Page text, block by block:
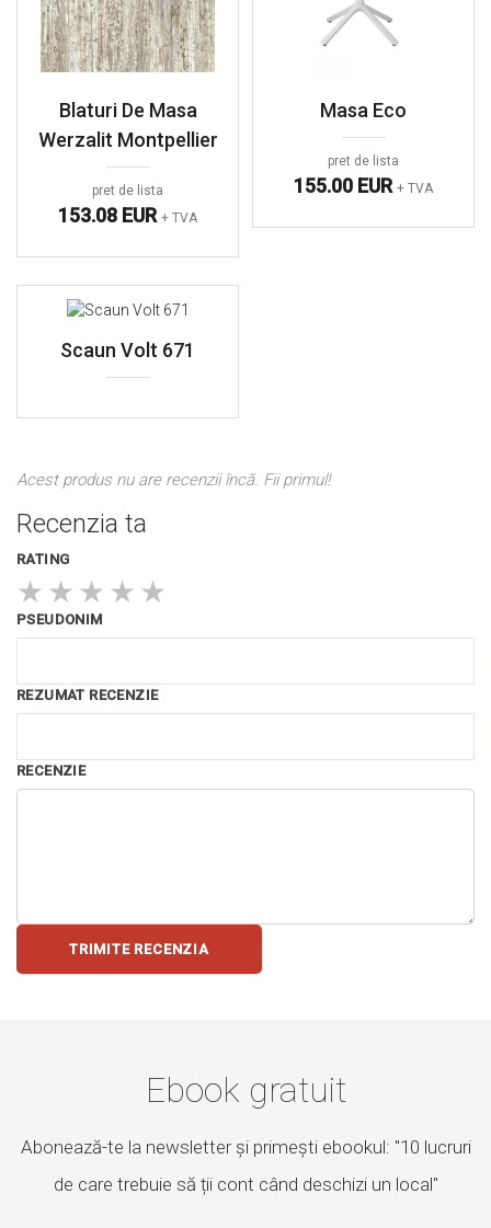
Blaturi De Masa
Werzalit Montpellier
pret de lista
153.08 EUR + TVA
Masa Eco
pret de lista
155.00 EUR + TVA
Scaun Volt 671
Acest produs nu are recenzii încă. Fii primul!
Recenzia ta
RATING
★ ★ ★ ★ ★
PSEUDONIM
REZUMAT RECENZIE
RECENZIE
TRIMITE RECENZIA
Ebook gratuit
Abonează-te la newsletter și primești ebookul: "10 lucruri
de care trebuie să ții cont când deschizi un local"